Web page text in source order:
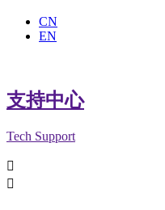
CN
EN
支持中心
Tech Support

